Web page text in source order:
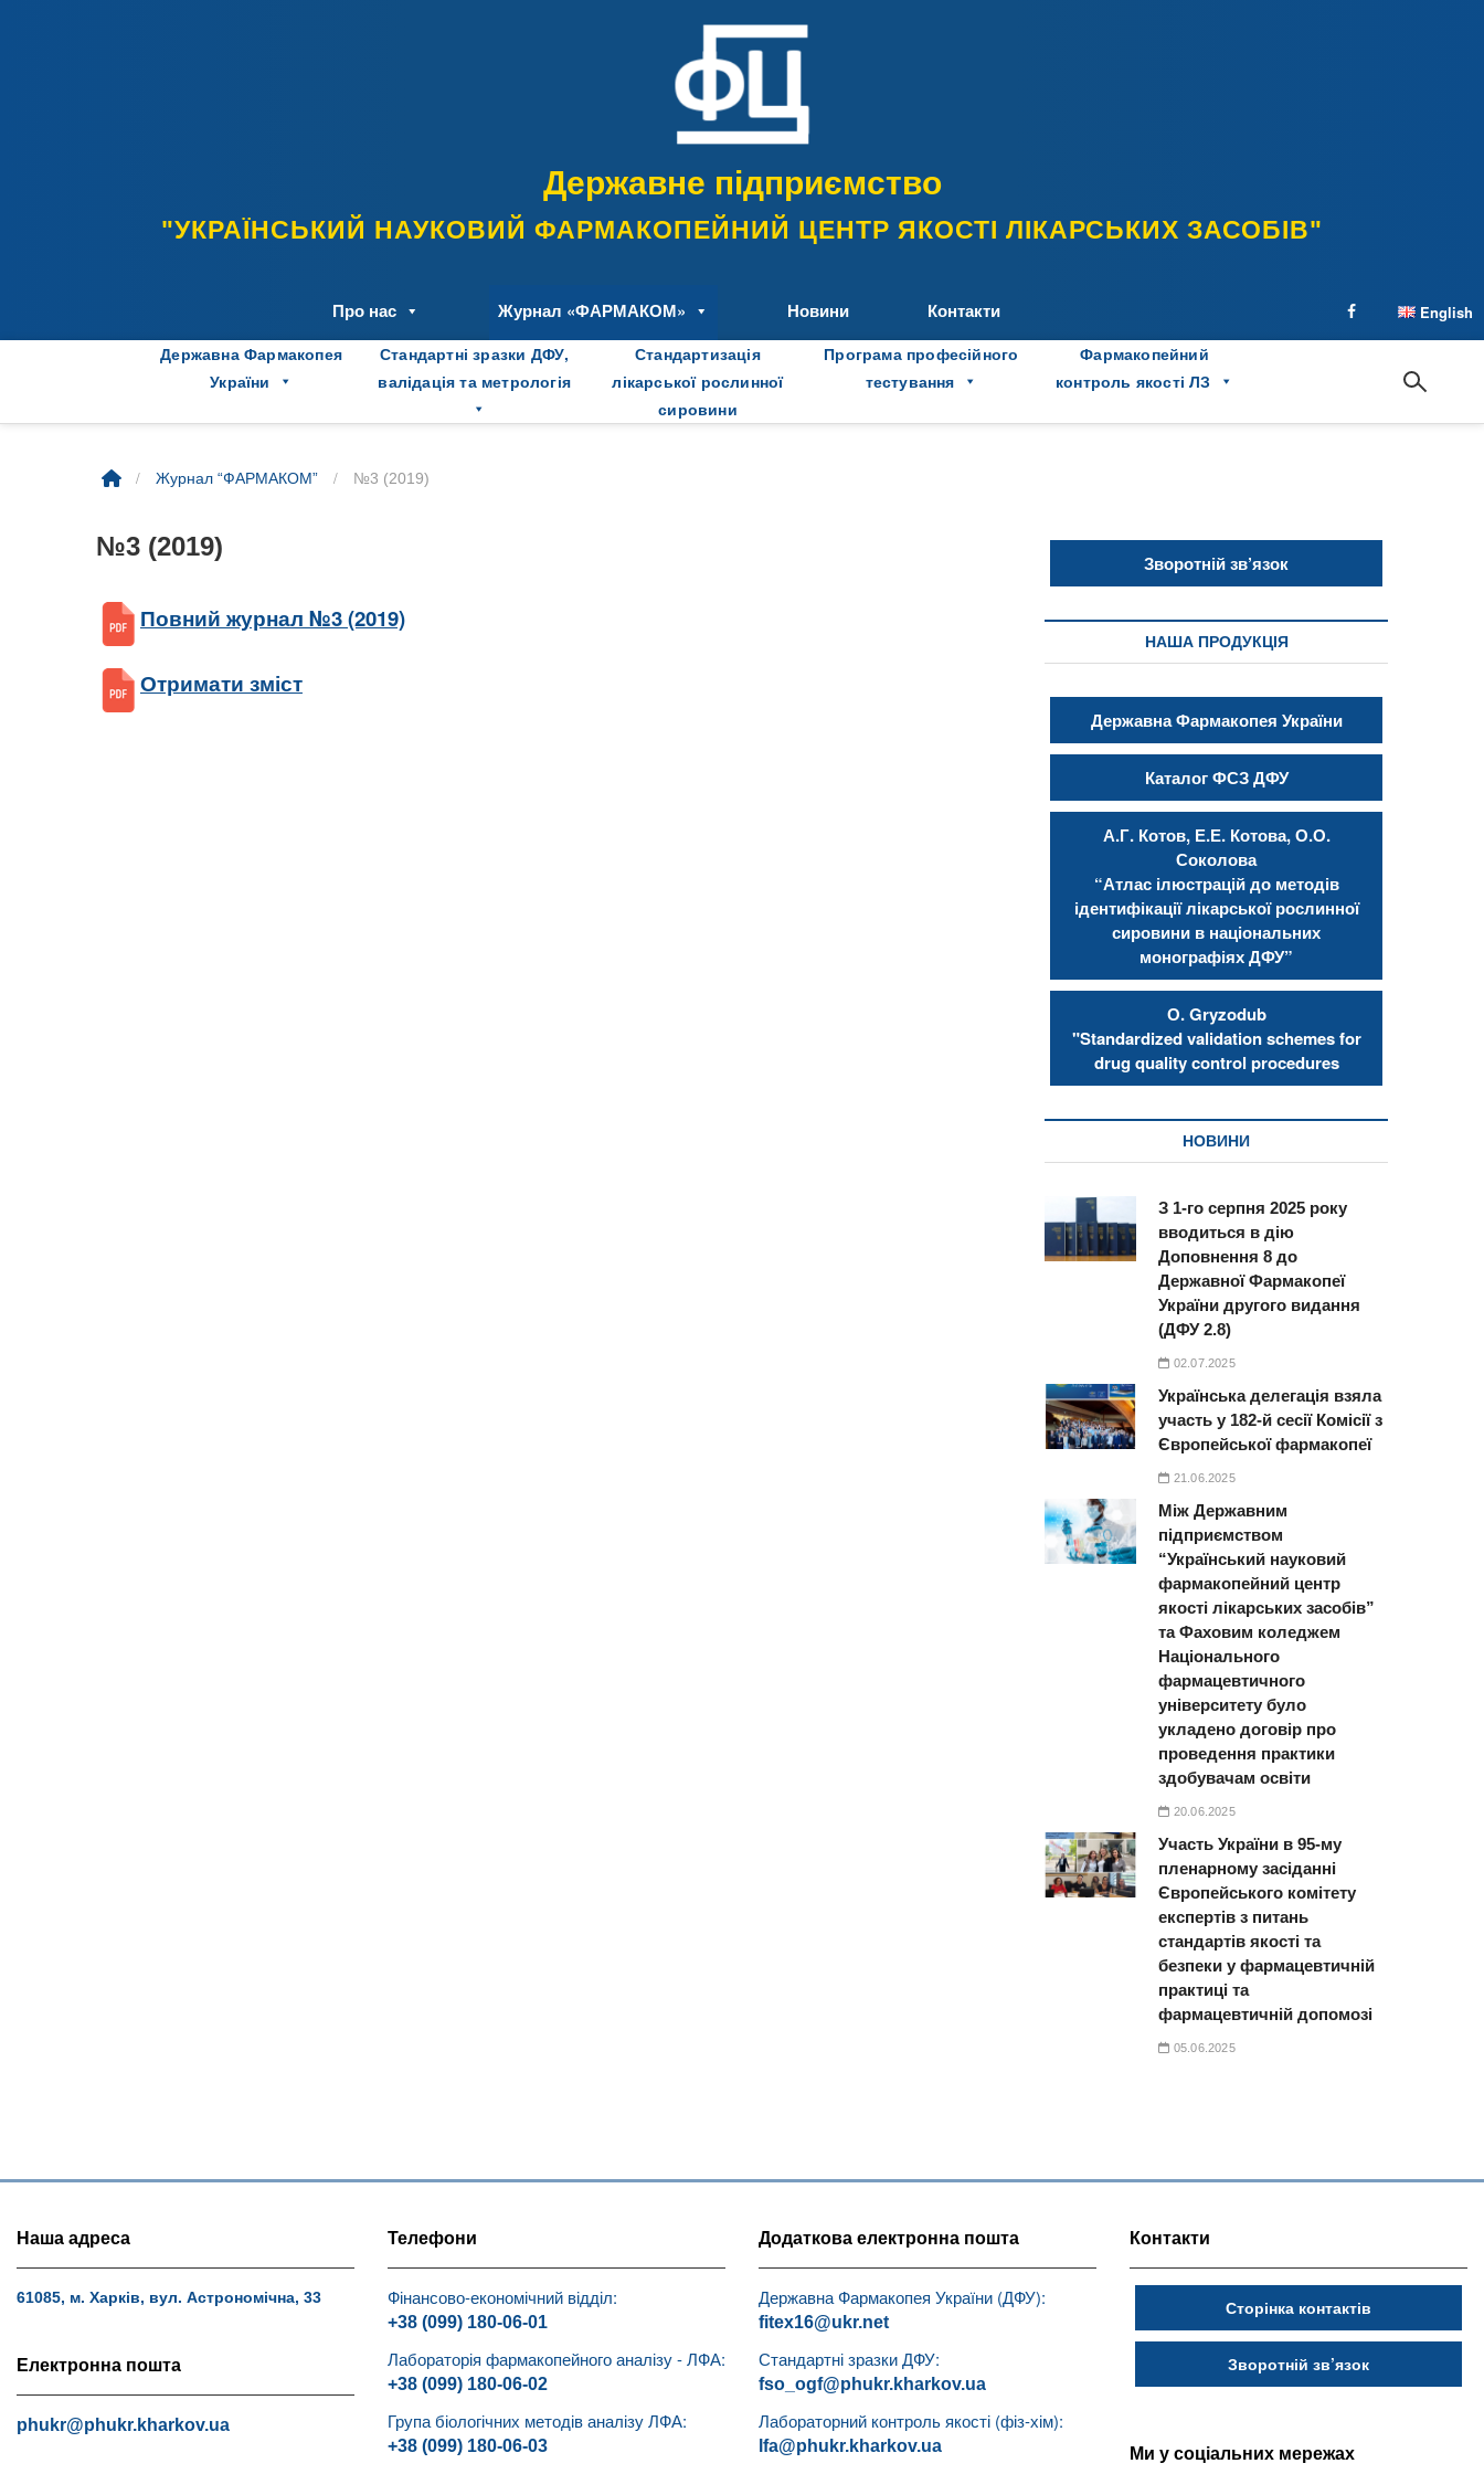
Державне підприємство
"УКРАЇНСЬКИЙ НАУКОВИЙ ФАРМАКОПЕЙНИЙ ЦЕНТР ЯКОСТІ ЛІКАРСЬКИХ ЗАСОБІВ"
English
Про нас Журнал «ФАРМАКОМ» Новини Контакти facebook
Державна Фармакопея
України
Стандартні зразки ДФУ,
валідація та метрологія
Стандартизація
лікарської рослинної
сировини
Програма професійного
тестування
Фармакопейний
контроль якості ЛЗ
/ Журнал “ФАРМАКОМ” / №3 (2019)
№3 (2019)
Повний журнал №3 (2019)
Отримати зміст
Зворотній зв’язок
НАША ПРОДУКЦІЯ
Державна Фармакопея України
Каталог ФСЗ ДФУ
А.Г. Котов, Е.Е. Котова, О.О.
Соколова
“Атлас ілюстрацій до методів
ідентифікації лікарської рослинної
сировини в національних
монографіях ДФУ”
О. Gryzodub
"Standardized validation schemes for
drug quality control procedures
НОВИНИ
З 1-го серпня 2025 року
вводиться в дію
Доповнення 8 до
Державної Фармакопеї
України другого видання
(ДФУ 2.8)
02.07.2025
Українська делегація взяла
участь у 182-й сесії Комісії з
Європейської фармакопеї
21.06.2025
Між Державним
підприємством
“Український науковий
фармакопейний центр
якості лікарських засобів”
та Фаховим коледжем
Національного
фармацевтичного
університету було
укладено договір про
проведення практики
здобувачам освіти
20.06.2025
Участь України в 95-му
пленарному засіданні
Європейського комітету
експертів з питань
стандартів якості та
безпеки у фармацевтичній
практиці та
фармацевтичній допомозі
05.06.2025
Наша адреса
61085, м. Харків, вул. Астрономічна, 33
Електронна пошта
phukr@phukr.kharkov.ua
Телефони
Фінансово-економічний відділ:
+38 (099) 180-06-01
Лабораторія фармакопейного аналізу - ЛФА:
+38 (099) 180-06-02
Група біологічних методів аналізу ЛФА:
+38 (099) 180-06-03
Додаткова електронна пошта
Державна Фармакопея України (ДФУ):
fitex16@ukr.net
Стандартні зразки ДФУ:
fso_ogf@phukr.kharkov.ua
Лабораторний контроль якості (фіз-хім):
lfa@phukr.kharkov.ua
Контакти
Сторінка контактів
Зворотній зв’язок
Ми у соціальних мережах